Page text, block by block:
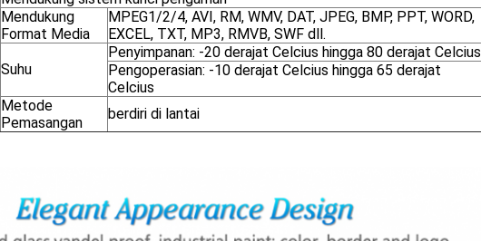
Mendukung
Format Media
MPEG1/2/4, AVI, RM, WMV, DAT, JPEG, BMP, PPT, WORD,
EXCEL, TXT, MP3, RMVB, SWF dll.
Suhu
Penyimpanan: -20 derajat Celcius hingga 80 derajat Celcius
Pengoperasian: -10 derajat Celcius hingga 65 derajat
Celcius
Metode
Pemasangan
berdiri di lantai